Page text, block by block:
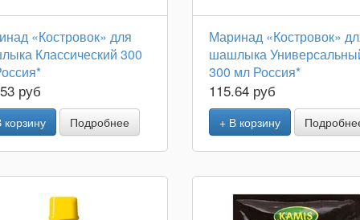
«Костровок» для
Классический 300
руб
корзину Подробнее
Маринад «Костровок»
шашлыка
300 мл Россия*
115.64 руб
+ В корзину